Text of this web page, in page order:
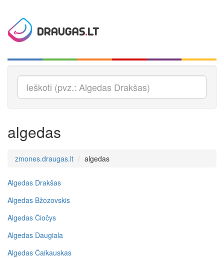
algedas
zmones.draugas.lt algedas
Algedas Drakšas
Algedas Bžozovskis
Algedas Čiočys
Algedas Daugiala
Algedas Čaikauskas